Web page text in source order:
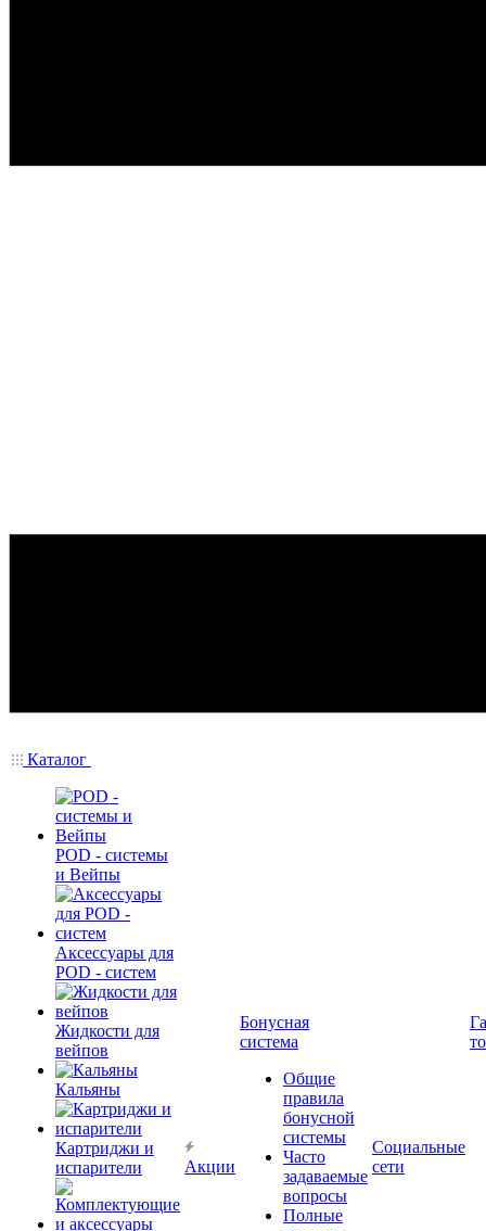
Каталог
POD - системы
и Вейпы
Аксессуары для
POD - систем
Жидкости для
вейпов
Кальяны
Картриджи и
испарители
Акции
Бонусная
система
Общие
правила
бонусной
системы
Часто
задаваемые
вопросы
Полные
Социальные
сети